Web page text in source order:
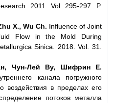
2011. Vol. 295-297. P.
X., Wu Ch. Influence of Joint
Flow in the Mold During
Sinica. 2018. Vol. 31.
Чун-Лей Ву, Шифрин Е.
канала погружного
воздействия в пределах его
потоков металла